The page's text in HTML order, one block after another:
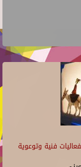
فنية وتوعوية